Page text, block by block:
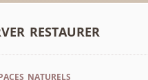
restaurer
naturels